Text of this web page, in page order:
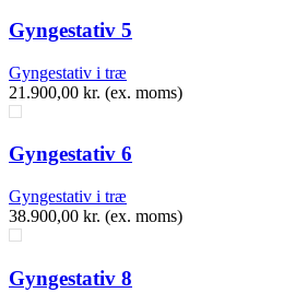
Gyngestativ 5
Gyngestativ i træ
21.900,00 kr. (ex. moms)
Gyngestativ 6
Gyngestativ i træ
38.900,00 kr. (ex. moms)
Gyngestativ 8